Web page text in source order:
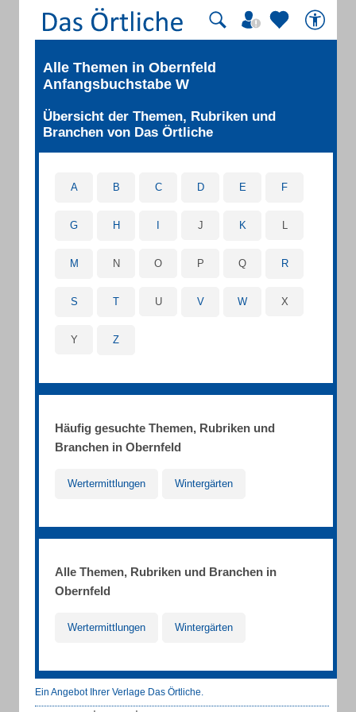
Alle Themen in Obernfeld
Anfangsbuchstabe W
Übersicht der Themen, Rubriken und
Branchen von Das Örtliche
A B C D E F
G H J K L
M N O P Q R
S T U V W X
Y Z
Häufig gesuchte Themen, Rubriken und
Branchen in Obernfeld
Wertermittlungen Wintergärten
Alle Themen, Rubriken und Branchen in
Obernfeld
Wertermittlungen Wintergärten
Ein Angebot Ihrer Verlage Das Örtliche.